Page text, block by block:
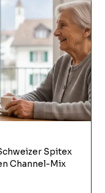
Spitex
Channel-Mix